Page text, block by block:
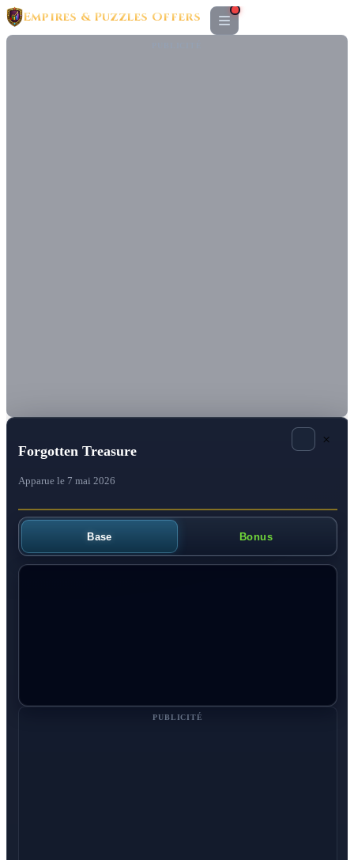
Empires & Puzzles Offers
Forgotten Treasure
Apparue le 7 mai 2026
×
Base Bonus
PUBLICITÉ